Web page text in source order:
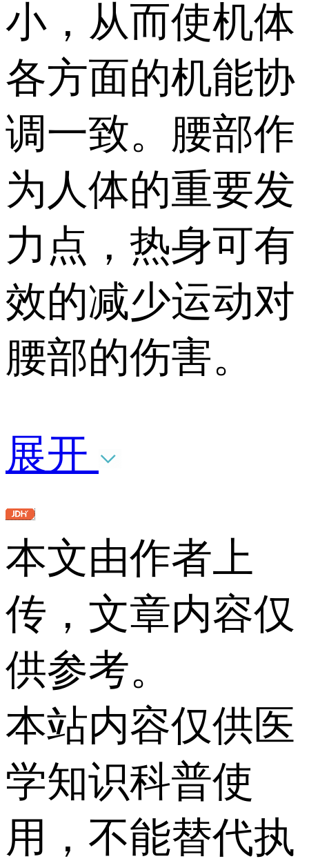
小，从而使机体
各方面的机能协
调一致。腰部作
为人体的重要发
力点，热身可有
效的减少运动对
腰部的伤害。
展开
本文由作者上
传，文章内容仅
供参考。
本站内容仅供医
学知识科普使
用，不能替代执